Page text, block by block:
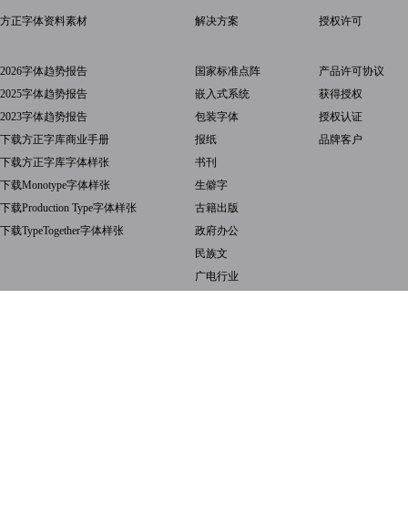
方正字体资料素材
2026字体趋势报告
2025字体趋势报告
2023字体趋势报告
下载方正字库商业手册
下载方正字库字体样张
下载Monotype字体样张
下载Production Type字体样张
下载TypeTogether字体样张
解决方案
国家标准点阵
嵌入式系统
包装字体
报纸
书刊
生僻字
古籍出版
政府办公
民族文
广电行业
授权许可
产品许可协议
获得授权
授权认证
品牌客户